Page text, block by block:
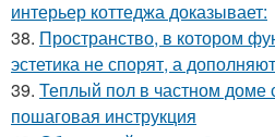
интерьер коттеджа доказывает:
38. Пространство, в котором
эстетика не спорят, а
39. Теплый пол в частном доме
пошаговая инструкция